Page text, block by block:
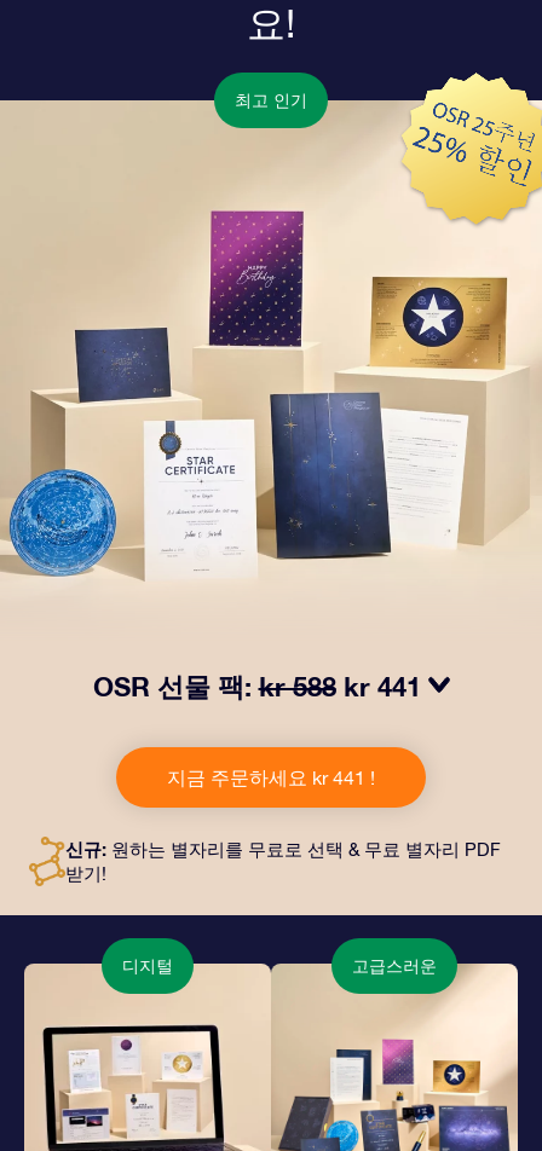
요!
최고 인기
OSR 선물 팩:kr 588 kr 441
투와 퍼스널라이즈 문서가 선택한 주소로 발송되고 디지
털 문서가 제공되며 무료로 OSR 앱을 이용할 수 있습니
다. OSR Gift Pack은 친구나 사랑하는 사람에게 영원히
지금 주문하세요 kr 441 !
신규: 원하는 별자리를 무료로 선택 & 무료 별자리 PDF
받기!
디지털 고급스러운